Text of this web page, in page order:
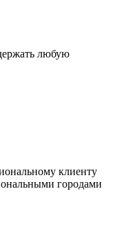
любую
клиенту
городами